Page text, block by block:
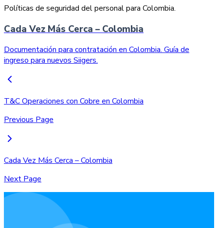
Políticas de seguridad del personal para Colombia.
Cada Vez Más Cerca – Colombia
Documentación para contratación en Colombia. Guía de
ingreso para nuevos Siigers.
T&C Operaciones con Cobre en Colombia
Previous Page
Cada Vez Más Cerca – Colombia
Next Page